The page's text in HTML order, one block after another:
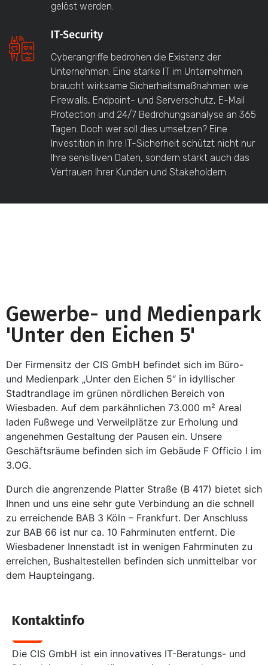
gelöst werden.
IT-Security
Cyberangriffe bedrohen die Existenz der
Unternehmen. Eine starke IT im Unternehmen
braucht wirksame Sicherheitsmaßnahmen wie
Firewalls, Endpoint- und Serverschutz, E-Mail
Protection und 24/7 Bedrohungsanalyse an 365
Tagen. Doch wer soll dies umsetzen? Eine
Investition in Ihre IT-Sicherheit schützt nicht nur
Ihre sensitiven Daten, sondern stärkt auch das
Vertrauen Ihrer Kunden und Stakeholdern.
Gewerbe- und Medienpark
'Unter den Eichen 5'
Der Firmensitz der CIS GmbH befindet sich im Büro-
und Medienpark „Unter den Eichen 5“ in idyllischer
Stadtrandlage im grünen nördlichen Bereich von
Wiesbaden. Auf dem parkähnlichen 73.000 m² Areal
laden Fußwege und Verweilplätze zur Erholung und
angenehmen Gestaltung der Pausen ein. Unsere
Geschäftsräume befinden sich im Gebäude F Officio I im
3.OG.
Durch die angrenzende Platter Straße (B 417) bietet sich
Ihnen und uns eine sehr gute Verbindung an die schnell
zu erreichende BAB 3 Köln – Frankfurt. Der Anschluss
zur BAB 66 ist nur ca. 10 Fahrminuten entfernt. Die
Wiesbadener Innenstadt ist in wenigen Fahrminuten zu
erreichen, Bushaltestellen befinden sich unmittelbar vor
dem Haupteingang.
Kontaktinfo
Die CIS GmbH ist ein innovatives IT-Beratungs- und